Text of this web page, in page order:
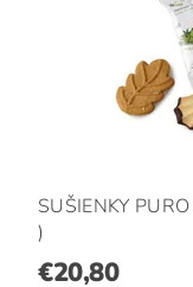
SUŠIENKY
)
€20,80